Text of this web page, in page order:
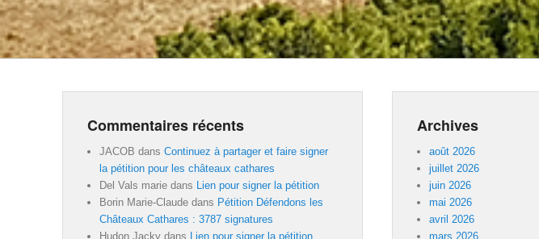
Commentaires récents
JACOB dans Continuez à partager et faire signer
la pétition pour les châteaux cathares
Del Vals marie dans
Lien pour signer la pétition
Borin Marie-Claude dans Pétition Défendons les
Châteaux Cathares : 3787 signatures
Hudon Jacky dans
Lien pour signer la pétition
Archives
août 2026
juillet 2026
juin 2026
mai 2026
avril 2026
mars 2026